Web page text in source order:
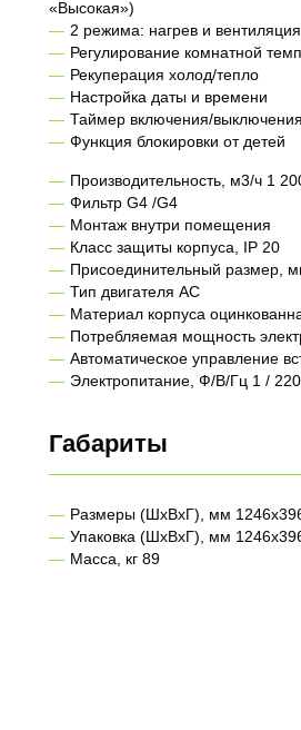
«Высокая»)
2 режима: нагрев и вентиляция
Регулирование комнатной
Рекуперация холод/тепло
Настройка даты и времени
Таймер включения/
Функция блокировки от детей
Производительность, м3/ч 1
Фильтр G4 /G4
Монтаж внутри помещения
Класс защиты корпуса, IP 20
Присоединительный размер,
Тип двигателя AC
Материал корпуса
Потребляемая мощность
Автоматическое управление
Электропитание, Ф/В/Гц 1 /
Габариты
Размеры (ШхВхГ), мм
Упаковка (ШхВхГ), мм
Масса, кг 89